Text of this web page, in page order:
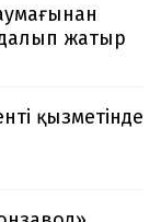
жатыр
қызметінде